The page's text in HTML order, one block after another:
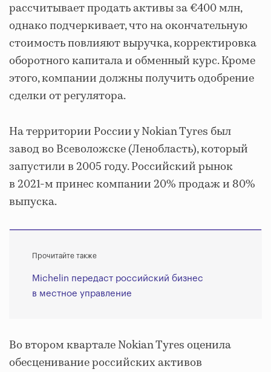
рассчитывает продать активы за €400 млн,
однако подчеркивает, что на окончательную
стоимость повлияют выручка, корректировка
оборотного капитала и обменный курс. Кроме
этого, компании должны получить одобрение
сделки от регулятора.
На территории России у Nokian Tyres был
завод во Всеволожске (Ленобласть), который
запустили в 2005 году. Российский рынок
в 2021-м принес компании 20% продаж и 80%
выпуска.
Прочитайте также
Michelin передаст российский бизнес
в местное управление
Во втором квартале Nokian Tyres оценила
обесценивание российских активов